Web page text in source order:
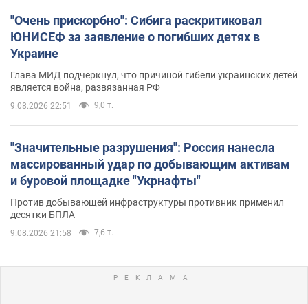
"Очень прискорбно": Сибига раскритиковал
ЮНИСЕФ за заявление о погибших детях в
Украине
Глава МИД подчеркнул, что причиной гибели украинских детей
является война, развязанная РФ
9.08.2026 22:51 9,0 т.
"Значительные разрушения": Россия нанесла
массированный удар по добывающим активам
и буровой площадке "Укрнафты"
Против добывающей инфраструктуры противник применил
десятки БПЛА
9.08.2026 21:58 7,6 т.